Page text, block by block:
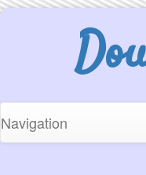
Navigation